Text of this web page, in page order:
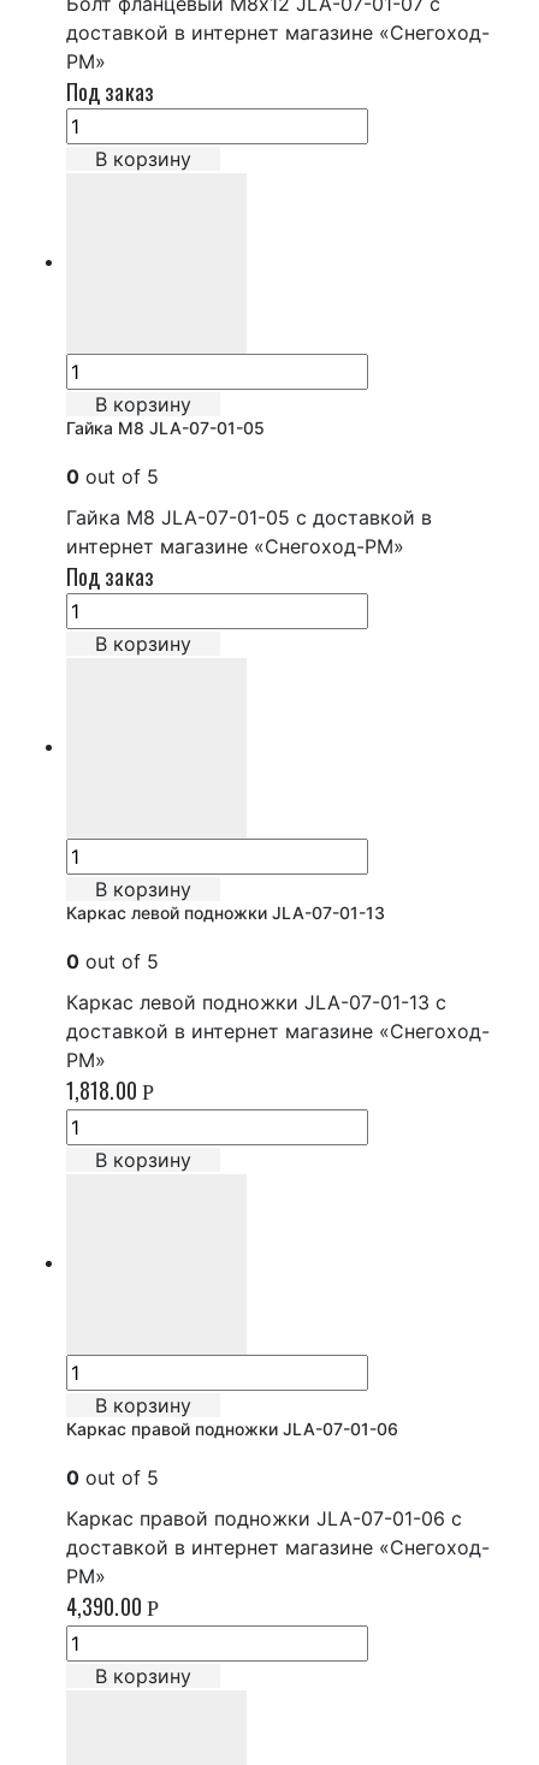
доставкой в интернет магазине «Снегоход-
РМ»
Под заказ
В корзину
В корзину
Гайка М8 JLA-07-01-05
0 out of 5
Гайка М8 JLA-07-01-05 с доставкой в
интернет магазине «Снегоход-РМ»
Под заказ
В корзину
В корзину
Каркас левой подножки JLA-07-01-13
0 out of 5
Каркас левой подножки JLA-07-01-13 с
доставкой в интернет магазине «Снегоход-
РМ»
1,818.00 Р
В корзину
В корзину
Каркас правой подножки JLA-07-01-06
0 out of 5
Каркас правой подножки JLA-07-01-06 с
доставкой в интернет магазине «Снегоход-
РМ»
4,390.00 Р
В корзину